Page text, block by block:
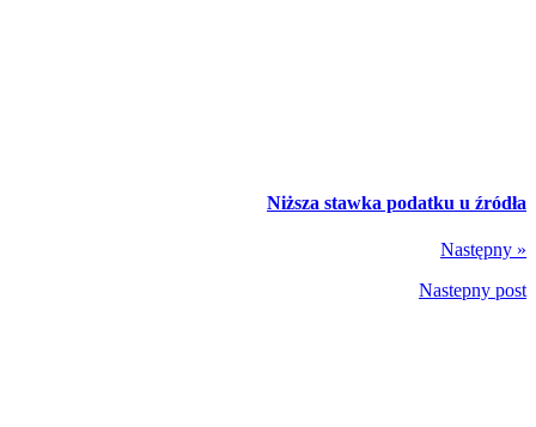
Niższa stawka podatku u źródła
Następny »
Nastepny post